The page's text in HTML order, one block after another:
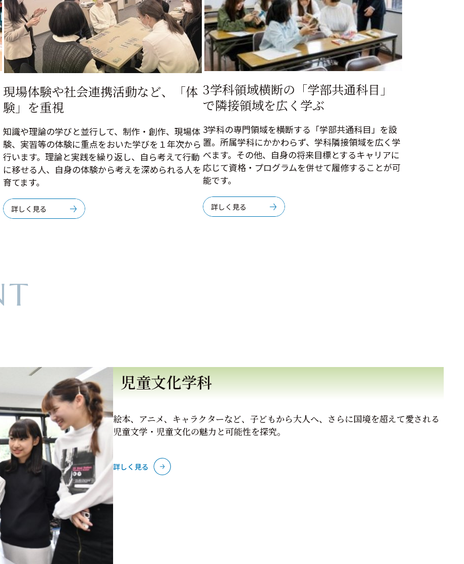
現場体験や社会連携活動など、「体
験」を重視
知識や理論の学びと並行して、制作・創作、現場体
験、実習等の体験に重点をおいた学びを１年次から
行います。理論と実践を繰り返し、自ら考えて行動
に移せる人、自身の体験から考えを深められる人を
育てます。
詳しく見る
3学科領域横断の「学部共通科目」
で隣接領域を広く学ぶ
3学科の専門領域を横断する「学部共通科目」を設
置。所属学科にかかわらず、学科隣接領域を広く学
べます。その他、自身の将来目標とするキャリアに
応じて資格・プログラムを併せて履修することが可
能です。
詳しく見る
児童文化学科
絵本、アニメ、キャラクターなど、子どもから大人へ、さらに国境を超えて愛される
児童文学・児童文化の魅力と可能性を探究。
詳しく見る